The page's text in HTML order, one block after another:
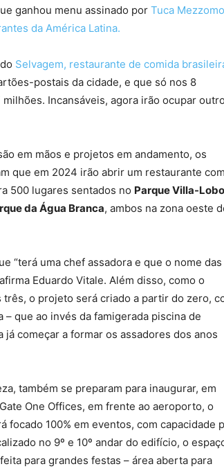
ganhou menu assinado por Tuca
da América Latina.
Selvagem, restaurante de comida
postais da cidade, e que só nos 8
Incansáveis, agora irão ocupar
em mãos e projetos em andamento, os
que em 2024 irão abrir um restaurante com
500 lugares sentados no Parque Villa-
da Água Branca, ambos na zona oeste
“terá uma chef assadora e que o nome das
Eduardo Vitale. Além disso, como o
o projeto será criado a partir do zero,
que ao invés da famigerada piscina de
começar a formar os assadores dos anos
também se preparam para inaugurar, em
One Offices, em frente ao aeroporto, o
focado 100% em eventos, com capacidade
no 9º e 10º andar do edifício, o
para grandes festas – área aberta para